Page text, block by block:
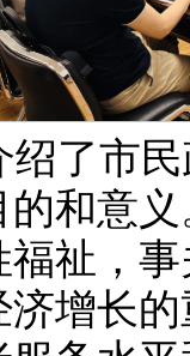
绍了市
和意
祉，
增长